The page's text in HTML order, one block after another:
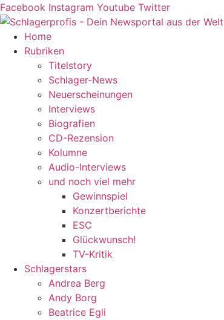
Zum
Inhalt
springen
Facebook Instagram Youtube Twitter
Home
Rubriken
Titelstory
Schlager-News
Neuerscheinungen
Interviews
Biografien
CD-Rezension
Kolumne
Audio-Interviews
und noch viel mehr
Gewinnspiel
Konzertberichte
ESC
Glückwunsch!
TV-Kritik
Schlagerstars
Andrea Berg
Andy Borg
Beatrice Egli